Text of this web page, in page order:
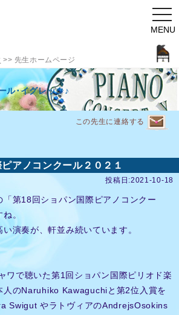
MENU
>> 先生ホームページ
ル･イグレック♪
この先生に連絡する
アノコンクール２０２１
投稿日:2021-10-18
第18回ショパン国際ピアノコンクー
。
演奏が、軒並み続いています。
ワで聴いた第1回ショパン国際ピリオド楽
人のNaruhiko Kawaguchiと第2位入賞を
Swigut やラトヴィアのAndrejsOsokins